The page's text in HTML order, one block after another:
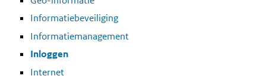
Informatiebeveiliging
Informatiemanagement
Inloggen
Internet